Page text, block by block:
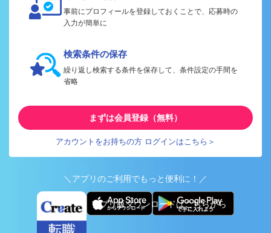
事前にプロフィールを登録しておくことで、応募時の
入力が簡単に
検索条件の保存
繰り返し検索する条件を保存して、条件設定の手間を
省略
まずは会員登録（無料）
アカウントをお持ちの方 ログインはこちら＞
＼アプリのご利用でもっと便利に！／
アプリ版ダウンロードはこちらから